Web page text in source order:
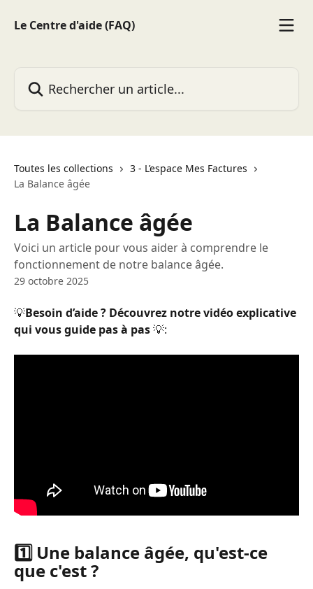
Le Centre d'aide (FAQ)
Toutes les collections
3 - L’espace Mes Factures
La Balance âgée
La Balance âgée
Voici un article pour vous aider à comprendre le
fonctionnement de notre balance âgée.
29 octobre 2025
💡Besoin d’aide ? Découvrez notre vidéo explicative
qui vous guide pas à pas 💡:
1️⃣ Une balance âgée, qu'est-ce
que c'est ?